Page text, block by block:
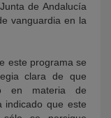
de Andalucía
vanguardia en la
este programa se
clara de que
en materia de
indicado que este